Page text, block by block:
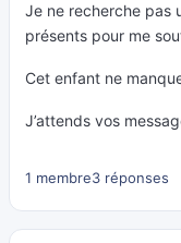
Je ne recherche pas
présents pour me
Cet enfant ne
J’attends vos
1 membre3 réponses